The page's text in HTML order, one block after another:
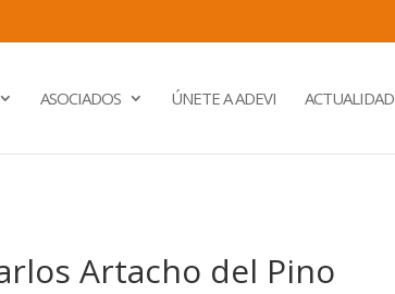
ASOCIADOS ÚNETE A ADEVI ACTUALIDAD
Artacho del Pino